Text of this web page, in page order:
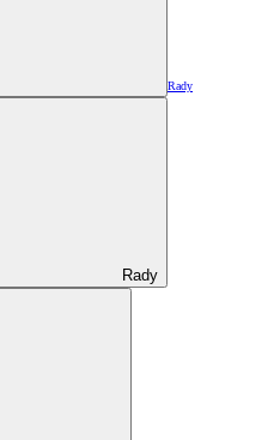
Rady
Rady